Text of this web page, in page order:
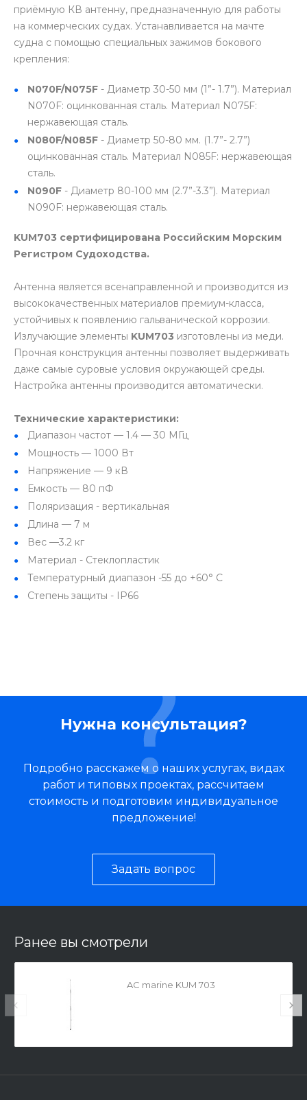
приёмную КВ антенну, предназначенную для работы
на коммерческих судах. Устанавливается на мачте
судна с помощью специальных зажимов бокового
крепления:
N070F/N075F - Диаметр 30-50 мм (1”- 1.7”). Материал
N070F: оцинкованная сталь. Материал N075F:
нержавеющая сталь.
N080F/N085F - Диаметр 50-80 мм. (1.7”- 2.7”)
оцинкованная сталь. Материал N085F: нержавеющая
сталь.
N090F - Диаметр 80-100 мм (2.7”-3.3”). Материал
N090F: нержавеющая сталь.
KUM703 сертифицирована Российским Морским
Регистром Судоходства.
Антенна является всенаправленной и производится из
высококачественных материалов премиум-класса,
устойчивых к появлению гальванической коррозии.
Излучающие элементы KUM703 изготовлены из меди.
Прочная конструкция антенны позволяет выдерживать
даже самые суровые условия окружающей среды.
Настройка антенны производится автоматически.
Технические характеристики:
Диапазон частот — 1.4 — 30 МГц
Мощность — 1000 Вт
Напряжение — 9 кВ
Емкость — 80 пФ
Поляризация - вертикальная
Длина — 7 м
Вес —3.2 кг
Материал - Стеклопластик
Температурный диапазон -55 до +60° C
Степень защиты - IP66
Нужна консультация?
Подробно расскажем о наших услугах, видах
работ и типовых проектах, рассчитаем
стоимость и подготовим индивидуальное
предложение!
Задать вопрос
Ранее вы смотрели
AC marine KUM 703